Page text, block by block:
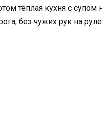
тёплая кухня с супом
без чужих рук на